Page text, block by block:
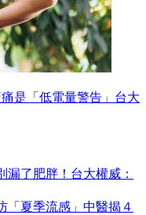
是「低電量警告」台大
了肥胖！台大權威：
「夏季流感」中醫揭４